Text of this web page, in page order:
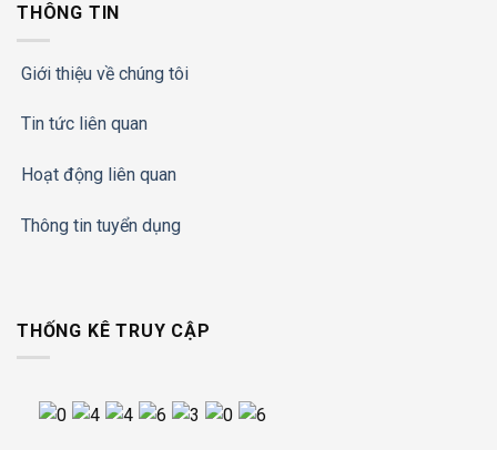
THÔNG TIN
Giới thiệu về chúng tôi
Tin tức liên quan
Hoạt động liên quan
Thông tin tuyển dụng
THỐNG KÊ TRUY CẬP